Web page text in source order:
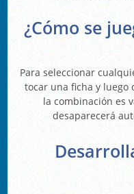
¿Cómo se
Para seleccionar
tocar una ficha y luego
la combinación es
desaparecerá